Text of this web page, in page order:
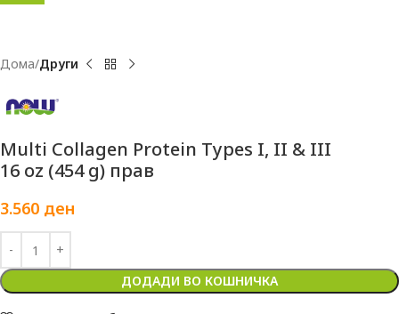
Дома Други
Multi Collagen Protein Types I, II & III
16 oz (454 g) прав
3.560 ден
ДОДАДИ ВО КОШНИЧКА